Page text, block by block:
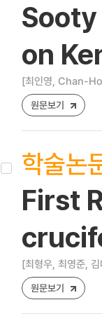
on
[최인영, Chan-
원문보기
학술논
First
[최형우, 최영준,
원문보기